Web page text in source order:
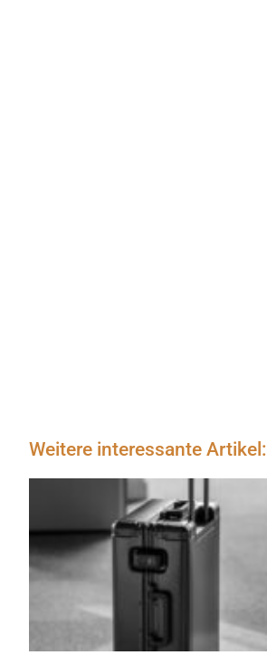
Weitere interessante Artikel: